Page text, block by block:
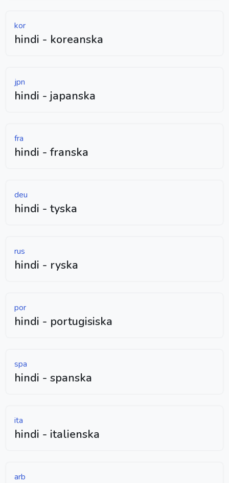
kor
hindi - koreanska
jpn
hindi - japanska
fra
hindi - franska
deu
hindi - tyska
rus
hindi - ryska
por
hindi - portugisiska
spa
hindi - spanska
ita
hindi - italienska
arb